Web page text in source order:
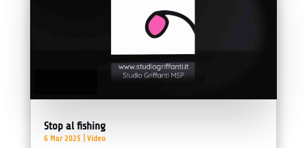
Stop al fishing
6 Mar 2025 Video